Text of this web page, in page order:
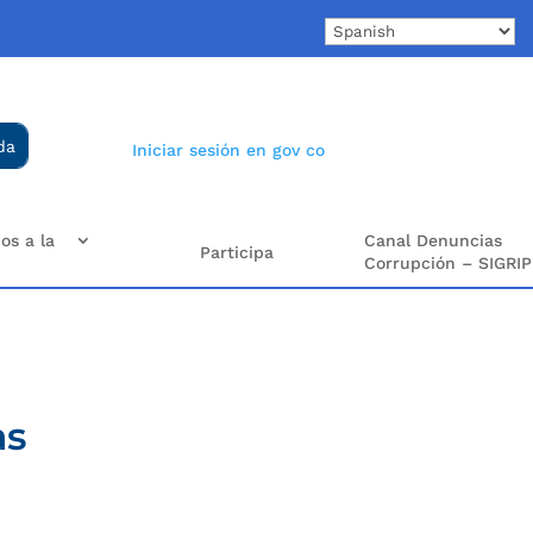
Iniciar sesión en gov co
a la
Participa
Canal Denuncias
Corrupción – SIGRIP